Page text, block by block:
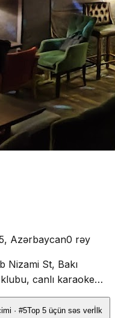
Azərbaycan0 rəy
Nizami St, Bakı
canlı karaoke
· #5Top 5 üçün səs verİlk